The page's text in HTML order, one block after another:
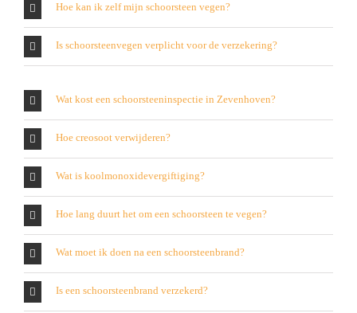
Hoe kan ik zelf mijn schoorsteen vegen?
Is schoorsteenvegen verplicht voor de verzekering?
Wat kost een schoorsteeninspectie in Zevenhoven?
Hoe creosoot verwijderen?
Wat is koolmonoxidevergiftiging?
Hoe lang duurt het om een schoorsteen te vegen?
Wat moet ik doen na een schoorsteenbrand?
Is een schoorsteenbrand verzekerd?